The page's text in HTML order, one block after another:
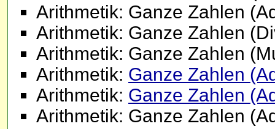
Arithmetik: Ganze Zahlen
Arithmetik: Ganze Zahlen
Arithmetik: Ganze Zahlen
Arithmetik: Ganze Zahlen
Arithmetik: Ganze Zahlen
Arithmetik: Ganze Zahlen